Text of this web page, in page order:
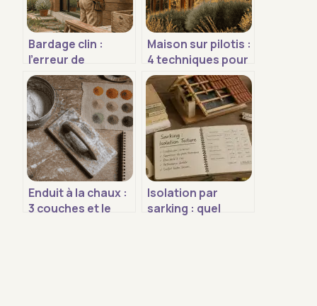
Bardage clin :
l’erreur de
ventilation qui
condamne votre
façade à la
moisissure
Maison sur pilotis :
4 techniques pour
bâtir sur un terrain
en pente ou
inondable
Enduit à la chaux :
3 couches et le
Isolation par
sarking : quel